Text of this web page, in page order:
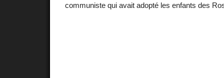
communiste qui avait adopté les enfants des